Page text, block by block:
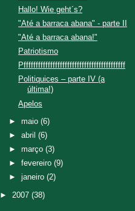
Hallo! Wie geht´s?
"Até a barraca abana" - parte II
"Até a barraca abana!"
Patriotismo
Pffffffffffffffffffffffffffffffffffffffffff
Politiquices – parte IV (a
última!)
Apelos
► maio (6)
► abril (6)
► março (3)
► fevereiro (9)
► janeiro (2)
► 2007 (38)